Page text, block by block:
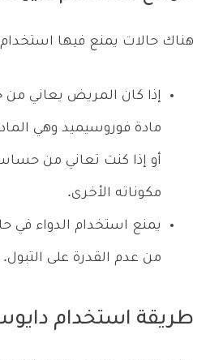
هناك حالات يمنع فيها استخدام
إذا كان المريض يعاني
مادة فوروسيميد وهي
أو إذا كنت تعاني من
مكوناته الأخرى.
يمنع استخدام الدواء في
من عدم القدرة على التبول.
طريقة استخدام